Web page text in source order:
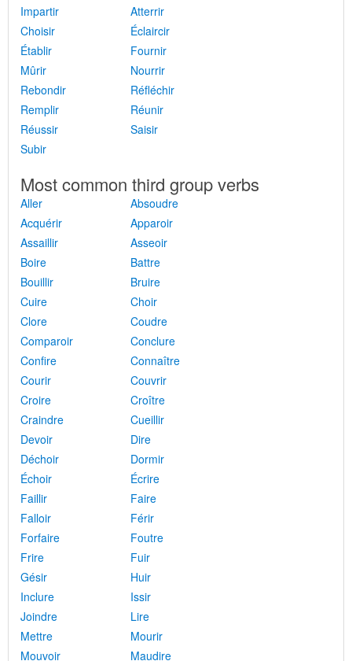
Impartir
Atterrir
Choisir
Éclaircir
Établir
Fournir
Mûrir
Nourrir
Rebondir
Réfléchir
Remplir
Réunir
Réussir
Saisir
Subir
Most common third group verbs
Aller
Absoudre
Acquérir
Apparoir
Assaillir
Asseoir
Boire
Battre
Bouillir
Bruire
Cuire
Choir
Clore
Coudre
Comparoir
Conclure
Confire
Connaître
Courir
Couvrir
Croire
Croître
Craindre
Cueillir
Devoir
Dire
Déchoir
Dormir
Échoir
Écrire
Faillir
Faire
Falloir
Férir
Forfaire
Foutre
Frire
Fuir
Gésir
Huir
Inclure
Issir
Joindre
Lire
Mettre
Mourir
Mouvoir
Maudire